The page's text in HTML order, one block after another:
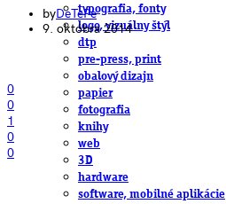
typografia, fonty
logo, vizuálny štýl
dtp
pre-press, print
obalový dizajn
papier
fotografia
knihy
web
3D
hardware
software, mobilné aplikácie
byDeTePe
9. októbra 2014
0
0
1
0
0